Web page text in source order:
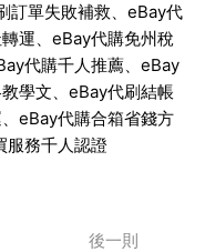
訂單失敗補救、 eBay代
運、 eBay代購免州稅
代購千人推薦、 eBay
學文、 eBay代刷結帳
eBay代購合箱省錢方
服務千人認證
後一則